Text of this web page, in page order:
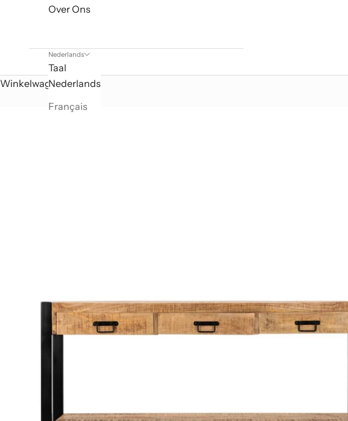
Over Ons
Nederlands
Taal
Nederlands
Français
Winkelwagen